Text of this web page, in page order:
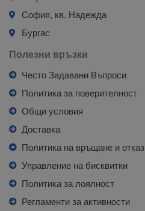
София, кв. Надежда
Бургас
Полезни връзки
Често Задавани Въпроси
Политика за поверителност
Общи условия
Доставка
Политика на връщане и отказ
Управление на бисквитки
Политика за лоялност
Регламенти за активности